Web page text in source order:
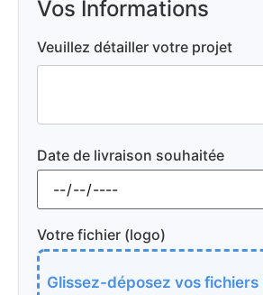
Vos Informations
Veuillez détailler votre projet
Date de livraison souhaitée
Votre fichier (logo)
Glissez-déposez vos fichiers